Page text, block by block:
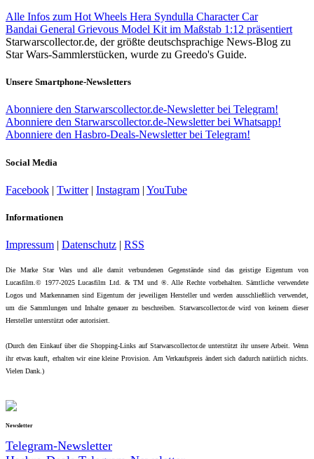
Alle Infos zum Hot Wheels Hera Syndulla Character Car
Bandai General Grievous Model Kit im Maßstab 1:12 präsentiert
Starwarscollector.de, der größte deutschsprachige News-Blog zu
Star Wars-Sammlerstücken, wurde zu Greedo's Guide.
Unsere Smartphone-Newsletters
Abonniere den Starwarscollector.de-Newsletter bei Telegram!
Abonniere den Starwarscollector.de-Newsletter bei Whatsapp!
Abonniere den Hasbro-Deals-Newsletter bei Telegram!
Social Media
Facebook | Twitter| Instagram | YouTube
Informationen
Impressum | Datenschutz | RSS
Die Marke Star Wars und alle damit verbundenen Gegenstände sind das geistige Eigentum von
Lucasfilm.© 1977-2025 Lucasfilm Ltd. & TM und ®. Alle Rechte vorbehalten. Sämtliche verwendete
Logos und Markennamen sind Eigentum der jeweiligen Hersteller und werden ausschließlich verwendet,
um die Sammlungen und Inhalte genauer zu beschreiben. Starwarscollector.de wird von keinem dieser
Hersteller unterstützt oder autorisiert.
(Durch den Einkauf über die Shopping-Links auf Starwarscollector.de unterstützt ihr unsere Arbeit. Wenn
ihr etwas kauft, erhalten wir eine kleine Provision. Am Verkaufspreis ändert sich dadurch natürlich nichts.
Vielen Dank.)
Newsletter
Telegram-Newsletter